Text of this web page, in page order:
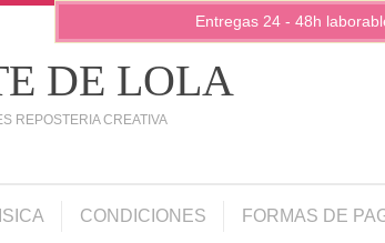
DE LOLA
REPOSTERIA CREATIVA
CONDICIONES FORMAS DE
Entregas 24 - 48h